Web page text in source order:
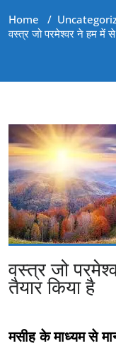
Home /
वस्त्र जो परमेश्वर ने हम में
वस्त्र जो
तैयार किया है
मसीह के माध्यम से